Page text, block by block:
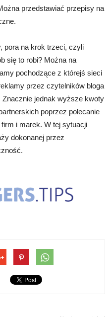
przedstawiać przepisy na
pora na krok trzeci, czyli
się to robi? Można na
pochodzące z którejś sieci
przez czytelników bloga
jednak wyższe kwoty
poprzez polecanie
i marek. W tej sytuacji
dokonanej przez